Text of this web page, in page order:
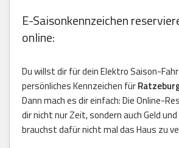
E-Saisonkennzeichen
online:
Du willst dir für dein Elektro Saison-
persönliches Kennzeichen für
Dann mach es dir einfach: Die Online-
dir nicht nur Zeit, sondern auch Geld
brauchst dafür nicht mal das Haus zu